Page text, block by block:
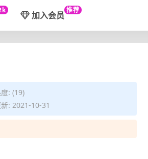
加入会员 推荐
: (19)
: 2021-10-31